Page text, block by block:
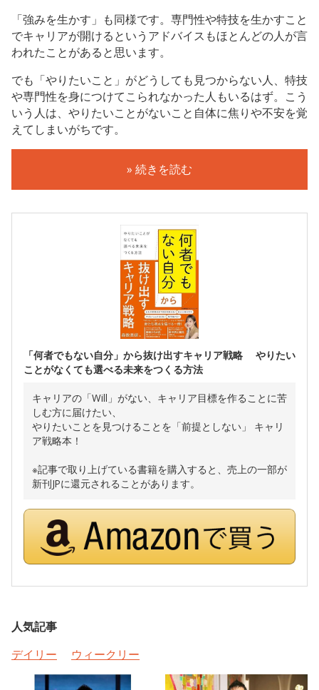
「強みを生かす」も同様です。専門性や特技を生かすこと
でキャリアが開けるというアドバイスもほとんどの人が言
われたことがあると思います。
でも「やりたいこと」がどうしても見つからない人、特技
や専門性を身につけてこられなかった人もいるはず。こう
いう人は、やりたいことがないこと自体に焦りや不安を覚
えてしまいがちです。
» 続きを読む
「何者でもない自分」から抜け出すキャリア戦略 やりたい
ことがなくても選べる未来をつくる方法
キャリアの「Will」がない、キャリア目標を作ることに苦
しむ方に届けたい、
やりたいことを見つけることを「前提としない」 キャリ
ア戦略本！
※記事で取り上げている書籍を購入すると、売上の一部が
新刊JPに還元されることがあります。
人気記事
デイリー
ウィークリー